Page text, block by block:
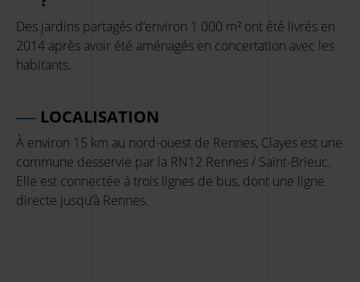
Des jardins partagés d’environ 1 000 m² ont été livrés en
2014 après avoir été aménagés en concertation avec les
habitants.
LOCALISATION
À environ 15 km au nord-ouest de Rennes, Clayes est une
commune desservie par la RN12 Rennes / Saint-Brieuc.
Elle est connectée à trois lignes de bus, dont une ligne
directe jusqu’à Rennes.